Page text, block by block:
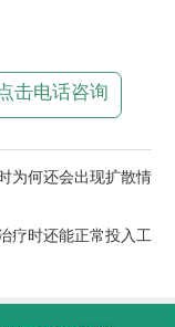
击电话咨询
为何还会出现扩散情
疗时还能正常投入工